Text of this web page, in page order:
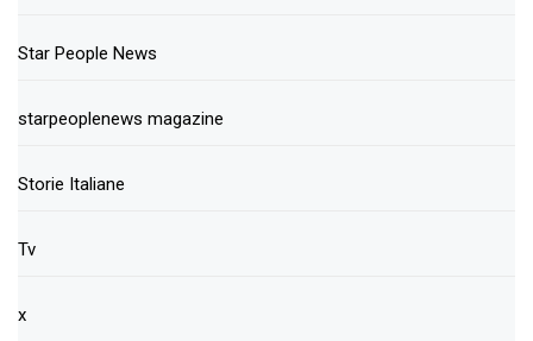
Star People News
starpeoplenews magazine
Storie Italiane
Tv
x